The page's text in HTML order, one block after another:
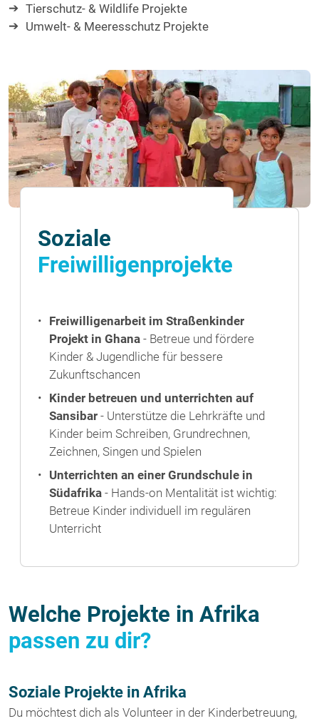
Tierschutz- & Wildlife Projekte
Umwelt- & Meeresschutz Projekte
Soziale
Freiwilligenprojekte
Freiwilligenarbeit im Straßenkinder
Projekt in Ghana - Betreue und fördere
Kinder & Jugendliche für bessere
Zukunftschancen
Kinder betreuen und unterrichten auf
Sansibar - Unterstütze die Lehrkräfte und
Kinder beim Schreiben, Grundrechnen,
Zeichnen, Singen und Spielen
Unterrichten an einer Grundschule in
Südafrika - Hands-on Mentalität ist wichtig:
Betreue Kinder individuell im regulären
Unterricht
Welche Projekte in Afrika
passen zu dir?
Soziale Projekte in Afrika
Du möchtest dich als Volunteer in der Kinderbetreuung,